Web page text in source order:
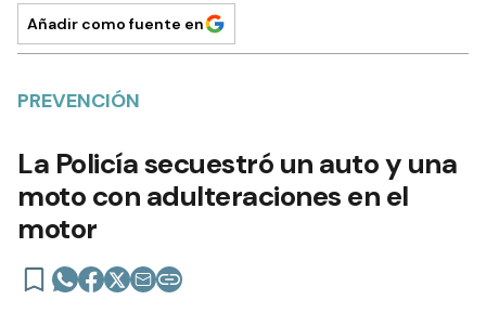
Añadir como fuente en
PREVENCIÓN
La Policía secuestró un auto y una
moto con adulteraciones en el
motor